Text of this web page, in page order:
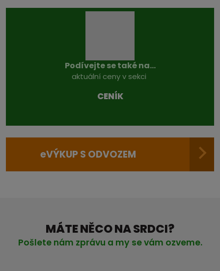
Podívejte se také na...
aktuální ceny v sekci
CENÍK
eVÝKUP S ODVOZEM
MÁTE NĚCO NA SRDCI?
Pošlete nám zprávu a my se vám ozveme.